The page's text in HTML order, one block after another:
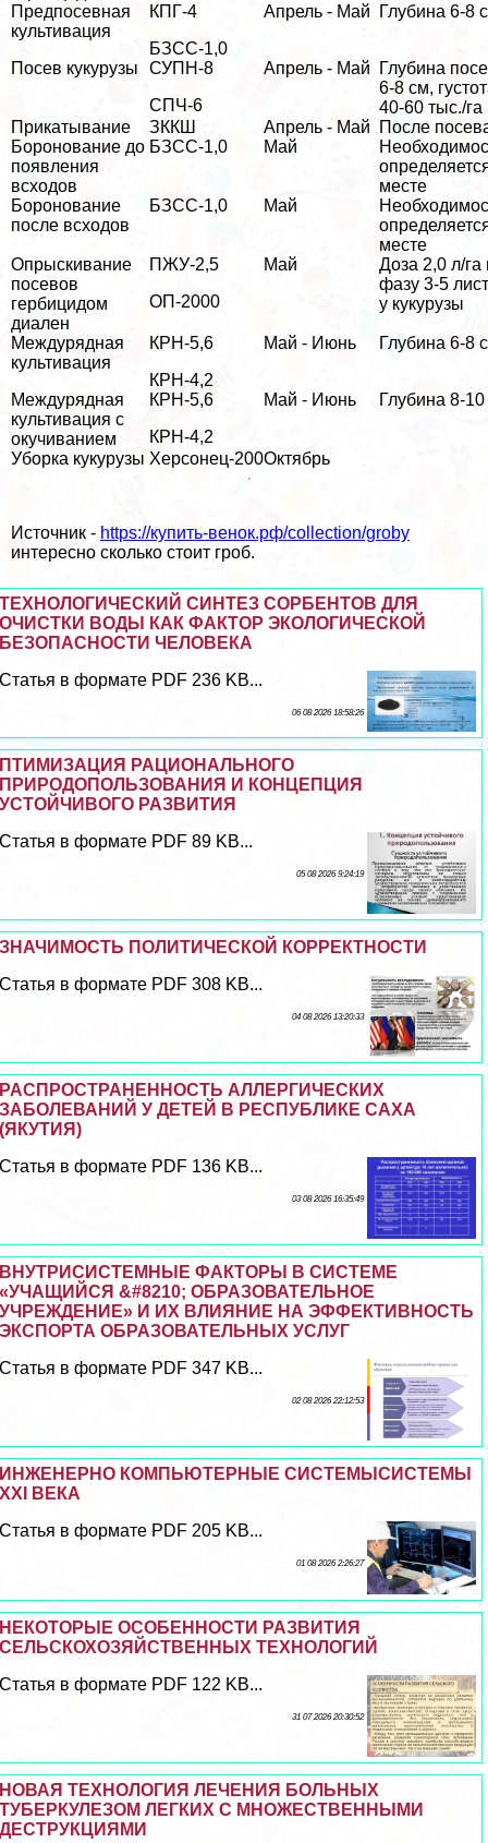
Источник - https://купить-венок.рф/collection/groby
интересно сколько стоит гроб.
Предпосевная
культивация
КПГ-4
БЗСС-1,0
Апрель - Май Глубина 6-8
Посев кукурузы
СУПН-8
СПЧ-6
Апрель - Май
Глубина
6-8 см,
40-60 тыс./га
Прикатывание
ЗККШ Апрель - Май
После
Боронование до
появления
всходов
БЗСС-1,0 Май
месте
Боронование
после всходов
БЗСС-1,0 Май
месте
Опрыскивание
посевов
гербицидом
диален
ПЖУ-2,5
ОП-2000
Май
Доза 2,0 л/га
фазу 3-5
у кукурузы
Междурядная
культивация
КРН-5,6
КРН-4,2
Май - Июнь Глубина 6-8
Междурядная
культивация с
окучиванием
КРН-5,6
КРН-4,2
Май - Июнь Глубина 8-
Уборка кукурузы Херсонец-200Октябрь
ТЕХНОЛОГИЧЕСКИЙ СИНТЕЗ СОРБЕНТОВ ДЛЯ
ОЧИСТКИ ВОДЫ КАК ФАКТОР ЭКОЛОГИЧЕСКОЙ
БЕЗОПАСНОСТИ ЧЕЛОВЕКА
Статья в формате PDF 236 KB...
06 08 2026 18:58:26
ПТИМИЗАЦИЯ РАЦИОНАЛЬНОГО
ПРИРОДОПОЛЬЗОВАНИЯ И КОНЦЕПЦИЯ
УСТОЙЧИВОГО РАЗВИТИЯ
Статья в формате PDF 89 KB...
05 08 2026 9:24:19
ЗНАЧИМОСТЬ ПОЛИТИЧЕСКОЙ КОРРЕКТНОСТИ
Статья в формате PDF 308 KB...
04 08 2026 13:20:33
РАСПРОСТРАНЕННОСТЬ АЛЛЕРГИЧЕСКИХ
ЗАБОЛЕВАНИЙ У ДЕТЕЙ В РЕСПУБЛИКЕ САХА
(ЯКУТИЯ)
Статья в формате PDF 136 KB...
03 08 2026 16:35:49
ВНУТРИСИСТЕМНЫЕ ФАКТОРЫ В СИСТЕМЕ
«УЧАЩИЙСЯ &#8210; ОБРАЗОВАТЕЛЬНОЕ
УЧРЕЖДЕНИЕ» И ИХ ВЛИЯНИЕ НА ЭФФЕКТИВНОСТЬ
ЭКСПОРТА ОБРАЗОВАТЕЛЬНЫХ УСЛУГ
Статья в формате PDF 347 KB...
02 08 2026 22:12:53
ИНЖЕНЕРНО КОМПЬЮТЕРНЫЕ СИСТЕМЫСИСТЕМЫ
XXI ВЕКА
Статья в формате PDF 205 KB...
01 08 2026 2:26:27
НЕКОТОРЫЕ ОСОБЕННОСТИ РАЗВИТИЯ
СЕЛЬСКОХОЗЯЙСТВЕННЫХ ТЕХНОЛОГИЙ
Статья в формате PDF 122 KB...
31 07 2026 20:30:52
НОВАЯ ТЕХНОЛОГИЯ ЛЕЧЕНИЯ БОЛЬНЫХ
ТУБЕРКУЛЕЗОМ ЛЕГКИХ С МНОЖЕСТВЕННЫМИ
ДЕСТРУКЦИЯМИ